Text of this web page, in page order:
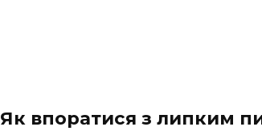
Як впоратися з липким